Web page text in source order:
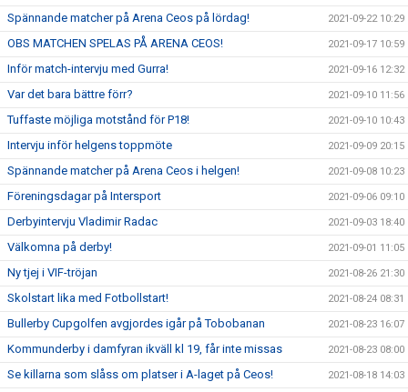
Spännande matcher på Arena Ceos på lördag! 2021-09-22 10:29
OBS MATCHEN SPELAS PÅ ARENA CEOS! 2021-09-17 10:59
Inför match-intervju med Gurra! 2021-09-16 12:32
Var det bara bättre förr? 2021-09-10 11:56
Tuffaste möjliga motstånd för P18! 2021-09-10 10:43
Intervju inför helgens toppmöte 2021-09-09 20:15
Spännande matcher på Arena Ceos i helgen! 2021-09-08 10:23
Föreningsdagar på Intersport 2021-09-06 09:10
Derbyintervju Vladimir Radac 2021-09-03 18:40
Välkomna på derby! 2021-09-01 11:05
Ny tjej i VIF-tröjan 2021-08-26 21:30
Skolstart lika med Fotbollstart! 2021-08-24 08:31
Bullerby Cupgolfen avgjordes igår på Tobobanan 2021-08-23 16:07
Kommunderby i damfyran ikväll kl 19, får inte missas 2021-08-23 08:00
Se killarna som slåss om platser i A-laget på Ceos! 2021-08-18 14:03